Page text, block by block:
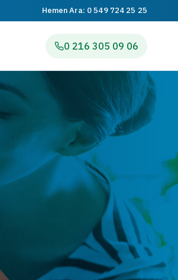
Hemen Ara: 0 549 724 25 25
0 216 305 09 06